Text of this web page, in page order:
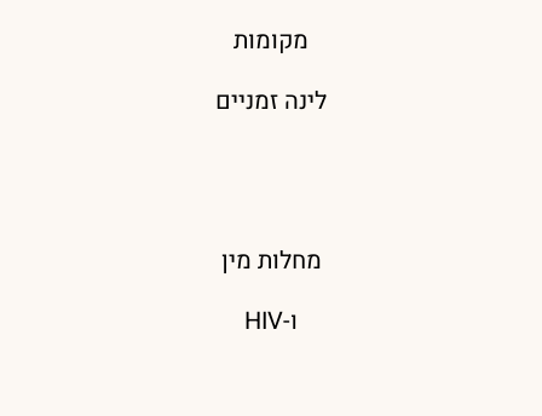
מקומות
לינה זמניים
מחלות מין
ו-HIV